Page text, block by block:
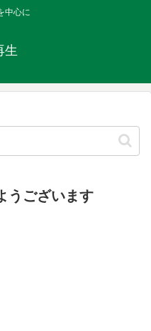
中心に
再生
ございます